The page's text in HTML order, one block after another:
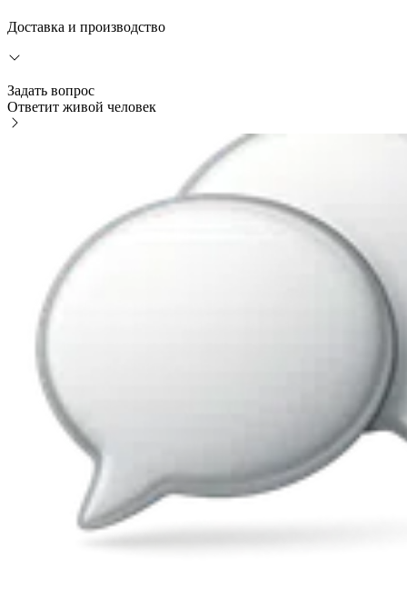
Доставка и производство
Задать вопрос
Ответит живой человек